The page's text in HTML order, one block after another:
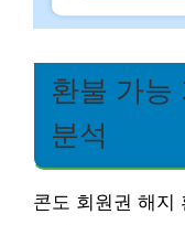
환불 가능
분석
콘도 회원권 해지